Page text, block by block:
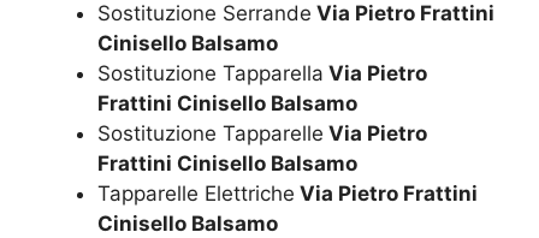
Sostituzione Serrande Via Pietro Frattini
Cinisello Balsamo
Sostituzione Tapparella Via Pietro
Frattini Cinisello Balsamo
Sostituzione Tapparelle Via Pietro
Frattini Cinisello Balsamo
Tapparelle Elettriche Via Pietro Frattini
Cinisello Balsamo